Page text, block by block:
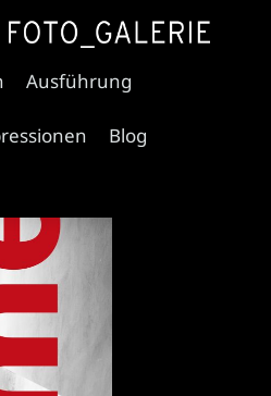
Ausführung
Blog
up gallery
von Uslar